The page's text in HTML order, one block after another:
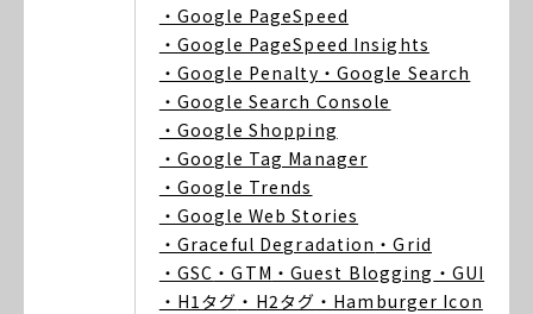
・Google PageSpeed
・Google PageSpeed Insights
・Google Penalty ・Google Search
・Google Search Console
・Google Shopping
・Google Tag Manager
・Google Trends
・Google Web Stories
・Graceful Degradation ・Grid
・GSC ・GTM ・Guest Blogging ・GUI
・H1タグ ・H2タグ ・Hamburger Icon